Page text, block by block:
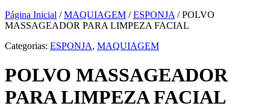
Página Inicial /MAQUIAGEM /ESPONJA / POLVO
MASSAGEADOR PARA LIMPEZA FACIAL
Categorias: ESPONJA, MAQUIAGEM
POLVO MASSAGEADOR
PARA LIMPEZA FACIAL